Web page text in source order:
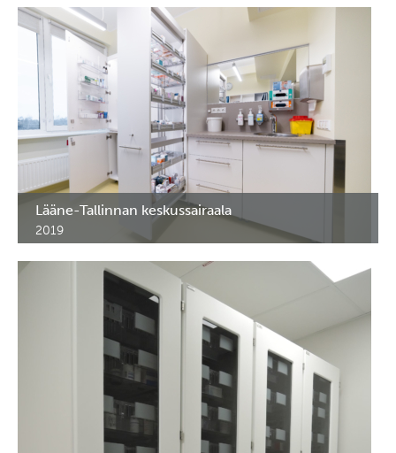
Lääne-Tallinnan keskussairaala
2019
Erikoiskalusteet leikkausosastolle.